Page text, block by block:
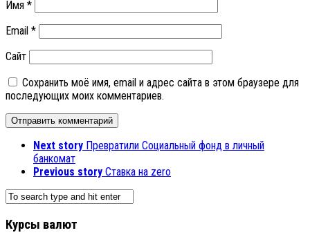
Имя *
Email *
Сайт
Сохранить моё имя, email и адрес сайта в этом браузере для
последующих моих комментариев.
Next story Превратили Социальный фонд в личный
банкомат
Previous story Ставка на zero
Курсы валют